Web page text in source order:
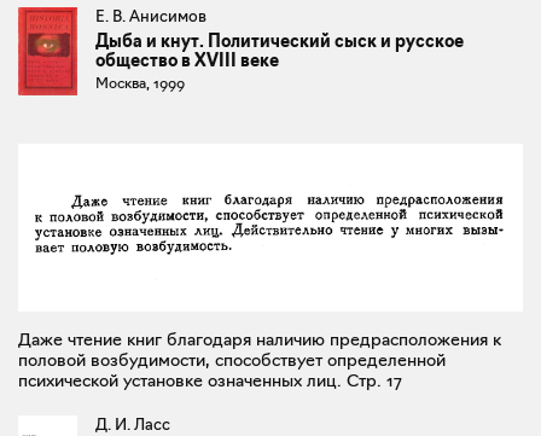
Е. В. Анисимов
Дыба и кнут. Политический сыск и русское
общество в XVIII веке
Москва, 1999
Даже чтение книг благодаря наличию предрасположения к
половой возбудимости, способствует определенной
психической установке означенных лиц. Стр. 17
Д. И. Ласс